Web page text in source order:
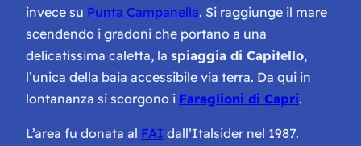
invece su Punta Campanella. Si raggiunge il mare
scendendo i gradoni che portano a una
delicatissima caletta, la spiaggia di Capitello,
l’unica della baia accessibile via terra. Da qui in
lontananza si scorgono i Faraglioni di Capri.
L’area fu donata al FAI dall’Italsider nel 1987.